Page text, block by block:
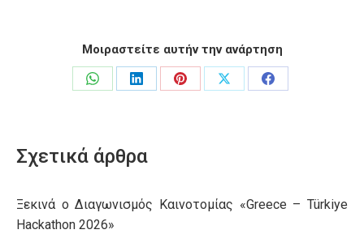
Μοιραστείτε αυτήν την ανάρτηση
Share
Share
Share
Share
Share
Σχετικά άρθρα
Ξεκινά ο Διαγωνισμός Καινοτομίας «Greece – Türkiye
Hackathon 2026»